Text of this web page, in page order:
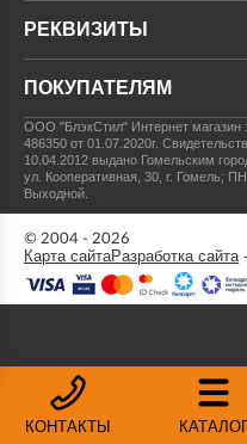
КОНТАКТЫ
РЕКВИЗИТЫ
ПОКУПАТЕЛЯМ
ООО "БлэкСтил" Интернет
486350 от 01.07.2020г.
10.04.2012 выдано Гомельским
ул. Кооперативная, 30, г. Гомель;
Выходной.
© 2004 - 2026
Карта сайтаРазработка сайта-